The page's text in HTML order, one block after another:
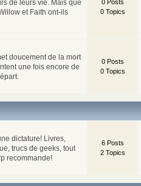
de leurs vie. Mais que
et Faith ont-ils
0 Posts
0 Topics
doucement de la mort
une fois encore de
0 Posts
0 Topics
dictature! Livres,
trucs de geeks, tout
recommande!
6 Posts
2 Topics